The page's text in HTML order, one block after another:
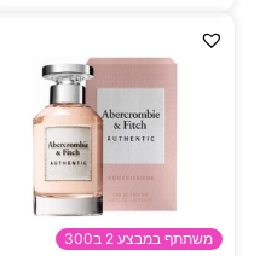
משתתף במבצע 2 ב300